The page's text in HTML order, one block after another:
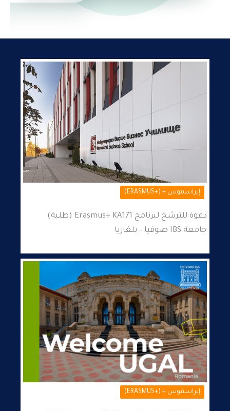
إيراسموس + (+ERASMUS)
دعوة للترشح لبرنامج Erasmus+ KA171 (طلبة)
جامعة IBS صوفيا – بلغاريا
إيراسموس + (+ERASMUS)